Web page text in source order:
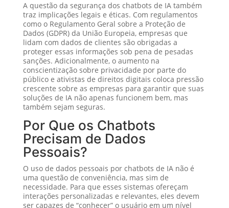
A questão da segurança dos chatbots de IA também
traz implicações legais e éticas. Com regulamentos
como o Regulamento Geral sobre a Proteção de
Dados (GDPR) da União Europeia, empresas que
lidam com dados de clientes são obrigadas a
proteger essas informações sob pena de pesadas
sanções. Adicionalmente, o aumento na
conscientização sobre privacidade por parte do
público e ativistas de direitos digitais coloca pressão
crescente sobre as empresas para garantir que suas
soluções de IA não apenas funcionem bem, mas
também sejam seguras.
Por Que os Chatbots
Precisam de Dados
Pessoais?
O uso de dados pessoais por chatbots de IA não é
uma questão de conveniência, mas sim de
necessidade. Para que esses sistemas ofereçam
interações personalizadas e relevantes, eles devem
ser capazes de “conhecer” o usuário em um nível